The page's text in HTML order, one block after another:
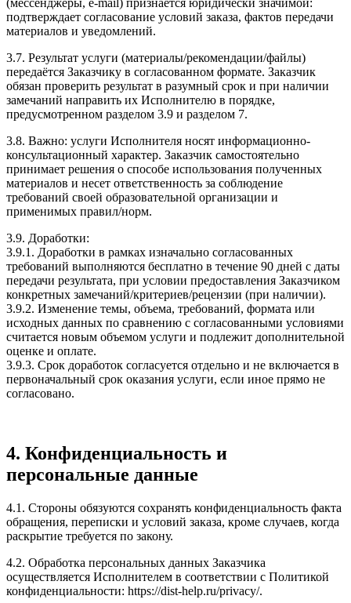
(мессенджеры, e-mail) признаётся юридически значимой:
подтверждает согласование условий заказа, фактов передачи
материалов и уведомлений.
3.7. Результат услуги (материалы/рекомендации/файлы)
передаётся Заказчику в согласованном формате. Заказчик
обязан проверить результат в разумный срок и при наличии
замечаний направить их Исполнителю в порядке,
предусмотренном разделом 3.9 и разделом 7.
3.8. Важно: услуги Исполнителя носят информационно-
консультационный характер. Заказчик самостоятельно
принимает решения о способе использования полученных
материалов и несет ответственность за соблюдение
требований своей образовательной организации и
применимых правил/норм.
3.9. Доработки:
3.9.1. Доработки в рамках изначально согласованных
требований выполняются бесплатно в течение 90 дней с даты
передачи результата, при условии предоставления Заказчиком
конкретных замечаний/критериев/рецензии (при наличии).
3.9.2. Изменение темы, объема, требований, формата или
исходных данных по сравнению с согласованными условиями
считается новым объемом услуги и подлежит дополнительной
оценке и оплате.
3.9.3. Срок доработок согласуется отдельно и не включается в
первоначальный срок оказания услуги, если иное прямо не
согласовано.
4. Конфиденциальность и
персональные данные
4.1. Стороны обязуются сохранять конфиденциальность факта
обращения, переписки и условий заказа, кроме случаев, когда
раскрытие требуется по закону.
4.2. Обработка персональных данных Заказчика
осуществляется Исполнителем в соответствии с Политикой
конфиденциальности: https://dist-help.ru/privacy/.